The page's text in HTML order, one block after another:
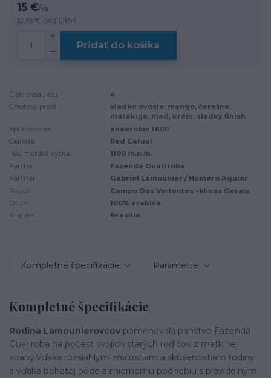
15 €/ks
12,61 € bez DPH
Pridať do košíka
Číslo produktu:
4
Chuťový profil:
sladké ovocie, mango, čerešne,
marakuja, med, krém, sladký finish
Spracovanie:
anaerobic 16UP
Odroda:
Red Catuai
Nadmorská výška:
1100 m.n.m.
Farma:
Fazenda Guariroba
Farmár:
Gabriel Lamounier / Homero Aguiar
Región:
Campo Das Vertentes –Minas Gerais
Druh:
100% arabica
Krajina:
Brazília
Kompletné špecifikácie Parametre
Kompletné špecifikácie
Rodina Lamounierovcov pomenovala panstvo Fazenda
Guariroba na počesť svojich starých rodičov z matkinej
strany.Vďaka rozsiahlym znalostiam a skúsenostiam rodiny
a vďaka bohatej pôde a miernemu podnebiu s pravidelnými